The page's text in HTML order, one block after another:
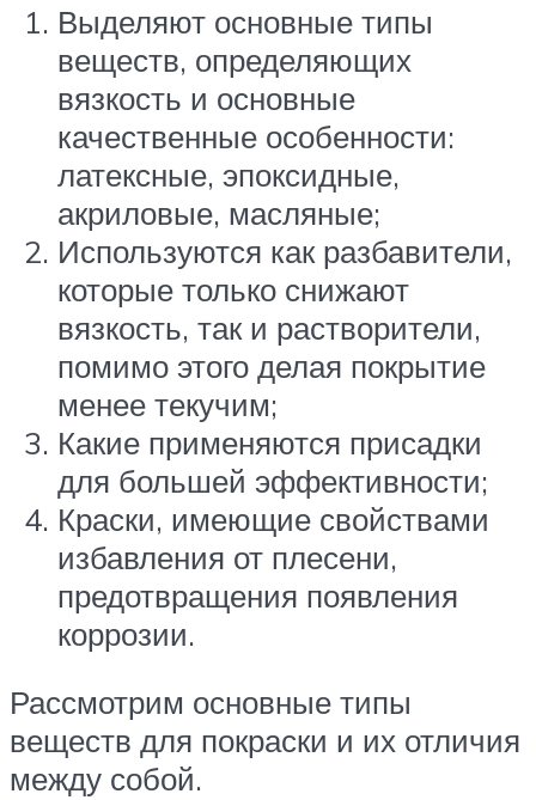
Выделяют основные типы
веществ, определяющих
вязкость и основные
качественные особенности:
латексные, эпоксидные,
акриловые, масляные;
Используются как разбавители,
которые только снижают
вязкость, так и растворители,
помимо этого делая покрытие
менее текучим;
Какие применяются присадки
для большей эффективности;
Краски, имеющие свойствами
избавления от плесени,
предотвращения появления
коррозии.
Рассмотрим основные типы
веществ для покраски и их отличия
между собой.